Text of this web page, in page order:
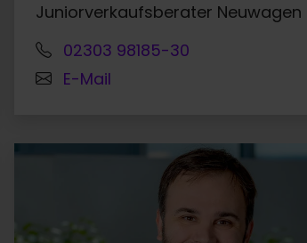
Juniorverkaufsberater Neuwagen
02303 98185-30
E-Mail